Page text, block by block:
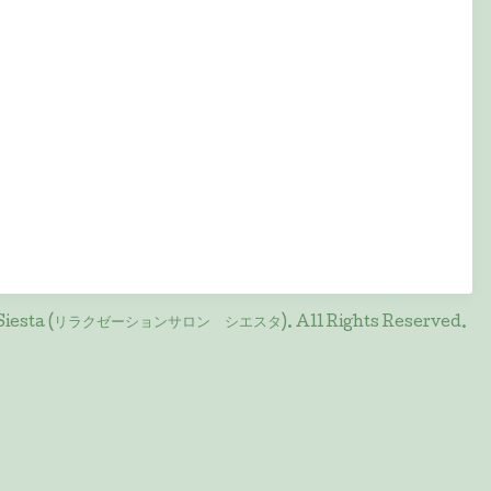
(リラクゼーションサロン シエスタ). All Rights Reserved.